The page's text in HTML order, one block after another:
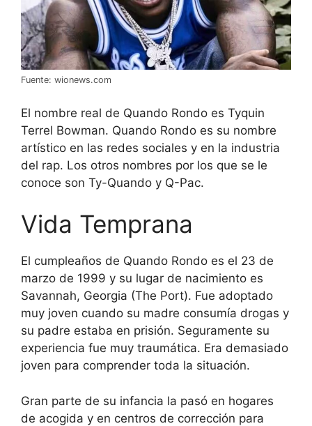
Fuente: wionews.com
El nombre real de Quando Rondo es Tyquin
Terrel Bowman. Quando Rondo es su nombre
artístico en las redes sociales y en la industria
del rap. Los otros nombres por los que se le
conoce son Ty-Quando y Q-Pac.
Vida Temprana
El cumpleaños de Quando Rondo es el 23 de
marzo de 1999 y su lugar de nacimiento es
Savannah, Georgia (The Port). Fue adoptado
muy joven cuando su madre consumía drogas y
su padre estaba en prisión. Seguramente su
experiencia fue muy traumática. Era demasiado
joven para comprender toda la situación.
Gran parte de su infancia la pasó en hogares
de acogida y en centros de corrección para